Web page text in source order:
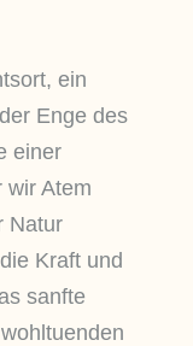
ein
Enge des
einer
wir Atem
Natur
Kraft und
sanfte